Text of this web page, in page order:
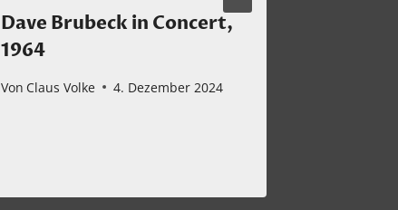
Dave Brubeck in Concert,
1964
Von Claus Volke 4. Dezember 2024